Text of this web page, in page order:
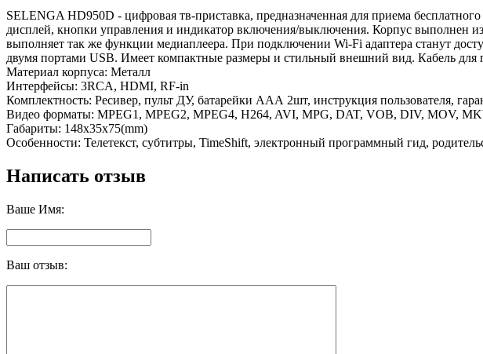
SELENGA HD950D - цифровая тв-приставка, предназначенная для приема
дисплей, кнопки управления и индикатор включения/выключения. Корпус выполнен
выполняет так же функции медиаплеера. При подключении Wi-Fi адаптера станут
двумя портами USB. Имеет компактные размеры и стильный внешний вид. Кабель для
Материал корпуса: Металл
Интерфейсы: 3RCA, HDMI, RF-in
Комплектность: Ресивер, пульт ДУ, батарейки ААА 2шт, инструкция пользователя,
Видео форматы: MPEG1, MPEG2, MPEG4, H264, AVI, MPG, DAT, VOB, DIV, MOV,
Габариты: 148x35x75(mm)
Особенности: Телетекст, субтитры, TimeShift, электронный программный гид,
Написать отзыв
Ваше Имя:
Ваш отзыв: